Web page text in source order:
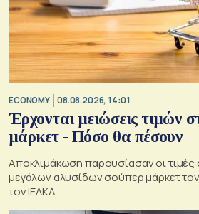
ECONOMY 08.08.2026, 14:01
Έρχονται μειώσεις τιμών
μάρκετ - Πόσο θα πέσουν
Αποκλιμάκωση παρουσίασαν οι τιμές
μεγάλων αλυσίδων σούπερ μάρκετ
τον ΙΕΛΚΑ